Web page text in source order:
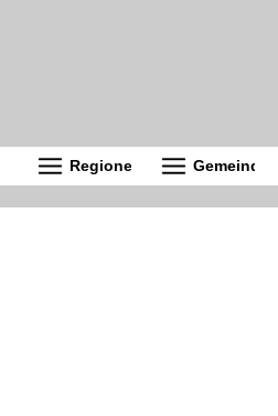
Regionen Gemeinden